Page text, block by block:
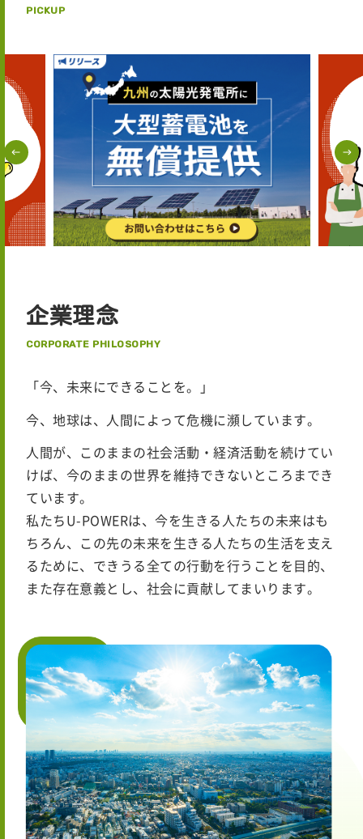
PICKUP
企業理念
CORPORATE PHILOSOPHY
「今、未来にできることを。」
今、地球は、人間によって危機に瀕しています。
人間が、このままの社会活動・経済活動を続けてい
けば、今のままの世界を維持できないところまでき
ています。
私たちU-POWERは、今を生きる人たちの未来はも
ちろん、この先の未来を生きる人たちの生活を支え
るために、できうる全ての行動を行うことを目的、
また存在意義とし、社会に貢献してまいります。